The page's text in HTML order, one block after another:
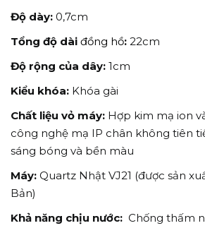
Độ dày: 0,7cm
Tổng độ dài đồng hồ: 22cm
Độ rộng của dây: 1cm
Kiểu khóa: Khóa gài
Chất liệu vỏ máy: Hợp kim mạ ion
công nghệ mạ IP chân không tiên
sáng bóng và bền màu
Máy: Quartz Nhật VJ21 (được sản
Bản)
Khả năng chịu nước: Chống thấm